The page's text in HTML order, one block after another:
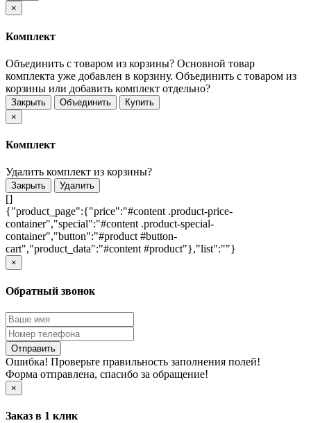
×
Комплект
Объединить с товаром из корзины? Основной товар
комплекта уже добавлен в корзину. Объединить с товаром из
корзины или добавить комплект отдельно?
Закрыть Объединить
Купить
×
Комплект
Удалить комплект из корзины?
Закрыть Удалить
[]
{"product_page":{"price":"#content .product-price-
container","special":"#content .product-special-
container","button":"#product #button-
cart","product_data":"#content #product"},"list":""}
×
Обратный звонок
Отправить
Ошибка! Проверьте правильность заполнения полей!
Форма отправлена, спасибо за обращение!
×
Заказ в 1 клик